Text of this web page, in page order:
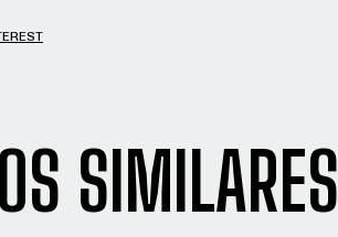
SIMILARES